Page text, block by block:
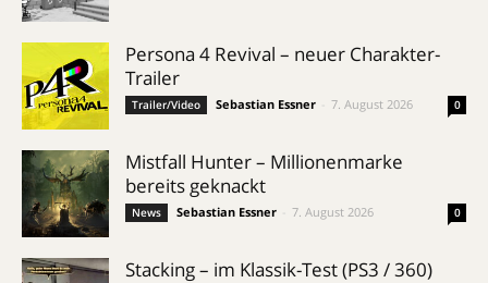
Persona 4 Revival – neuer Charakter-
Trailer
Trailer/Video Sebastian Essner 7. August 2026 0
Mistfall Hunter – Millionenmarke
bereits geknackt
News Sebastian Essner 7. August 2026 0
Stacking – im Klassik-Test (PS3 / 360)